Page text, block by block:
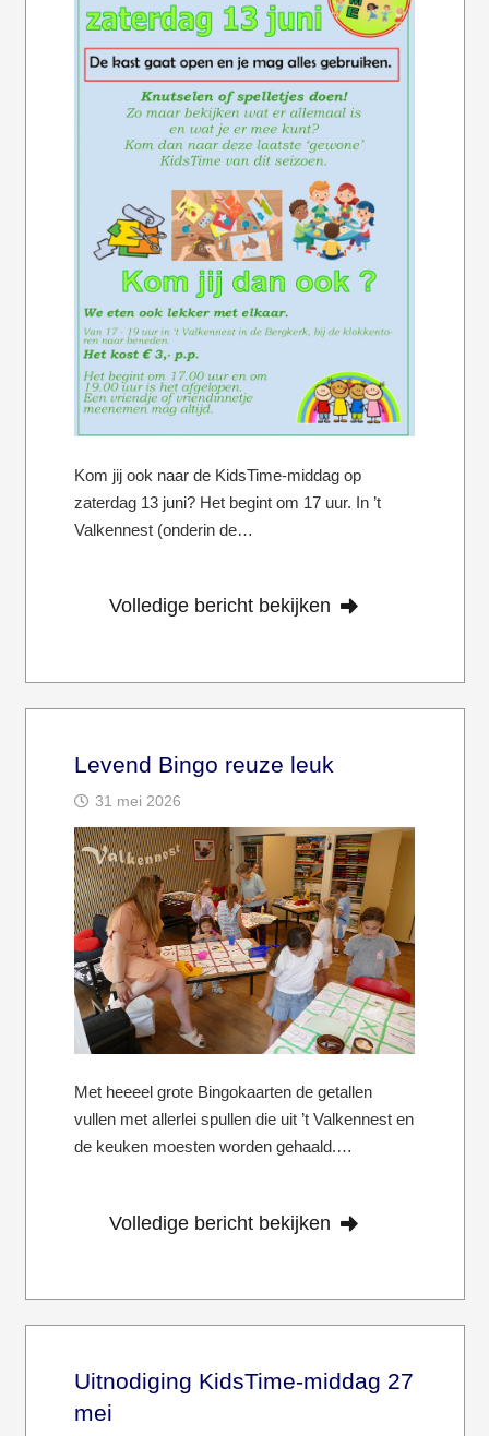
Kom jij ook naar de KidsTime-middag op
zaterdag 13 juni? Het begint om 17 uur. In ’t
Valkennest (onderin de…
Volledige bericht bekijken
Levend Bingo reuze leuk
31 mei 2026
Met heeeel grote Bingokaarten de getallen
vullen met allerlei spullen die uit ’t Valkennest en
de keuken moesten worden gehaald.…
Volledige bericht bekijken
Uitnodiging KidsTime-middag 27
mei